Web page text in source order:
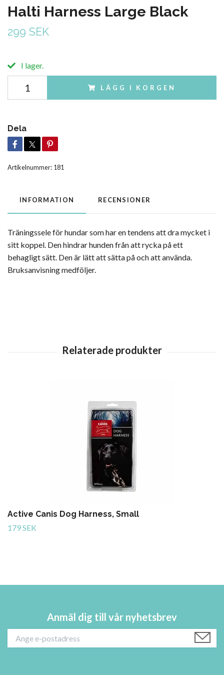
Halti Harness Large Black
299 SEK
I lager.
LÄGG I KORGEN
Dela
Artikelnummer: 181
INFORMATION RECENSIONER
Träningssele för hundar som har en tendens att dra mycket i
sitt koppel. Den hindrar hunden från att rycka på ett
behagligt sätt. Den är lätt att sätta på och att använda.
Bruksanvisning medföljer.
Active Canis Dog Harness, Small
179 SEK
Anmäl dig till vår nyhetsbrev